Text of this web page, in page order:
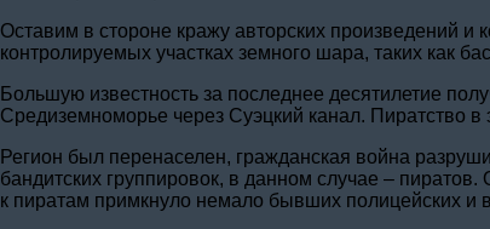
Оставим в стороне кражу авторских произведений
контролируемых участках земного шара, таких как
Большую известность за последнее десятилетие
Средиземноморье через Суэцкий канал. Пиратство
Регион был перенаселен, гражданская война
бандитских группировок, в данном случае –
к пиратам примкнуло немало бывших полицейских